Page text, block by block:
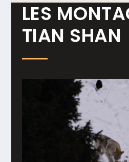
LES
TIAN SHAN